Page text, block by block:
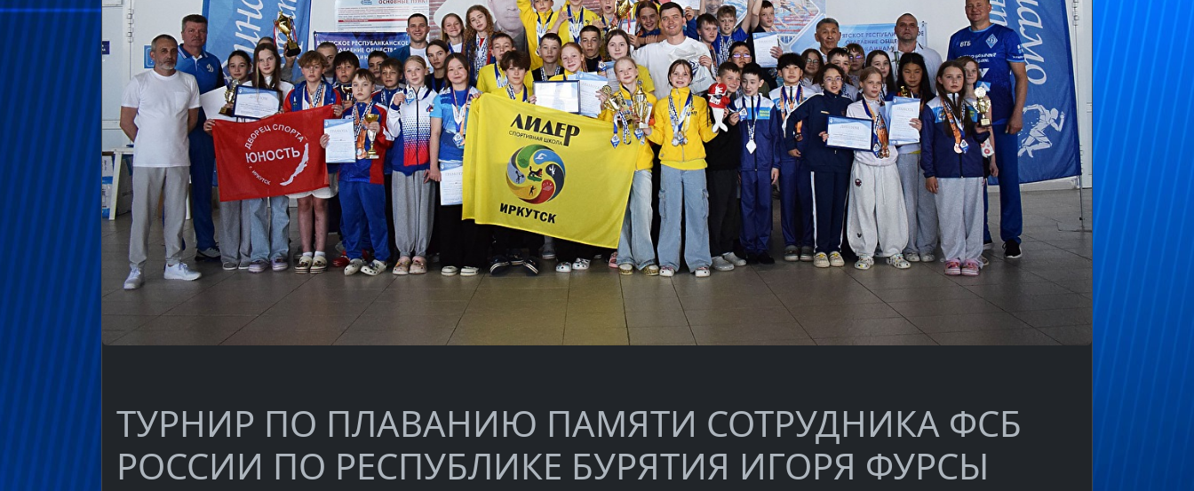
ТУРНИР ПО ПЛАВАНИЮ ПАМЯТИ СОТРУДНИКА ФСБ
РОССИИ ПО РЕСПУБЛИКЕ БУРЯТИЯ ИГОРЯ ФУРСЫ